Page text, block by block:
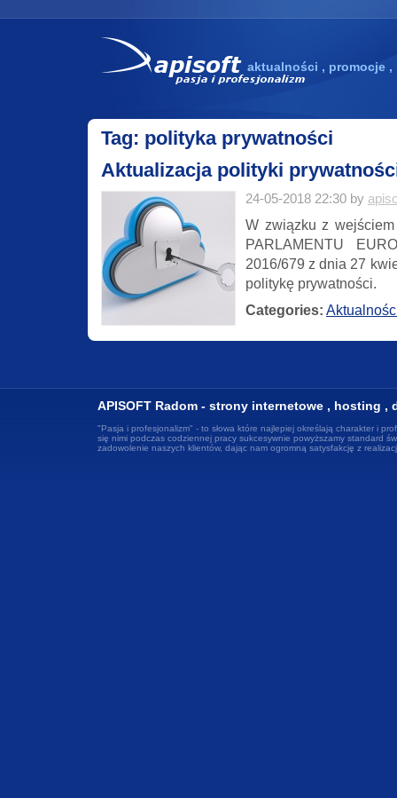
aktualności , promocje ,
Tag: polityka prywatności
Aktualizacja polityki
24-05-2018 22:30 by
W związku z
PARLAMENTU
2016/679 z dnia 27
politykę prywatności.
Categories:
APISOFT Radom - strony internetowe , hosting ,
"Pasja i profesjonalizm" - to słowa które najlepiej określają charakter i
się nimi podczas codziennej pracy sukcesywnie powyższamy standard
zadowolenie naszych klientów, dając nam ogromną satysfakcję z